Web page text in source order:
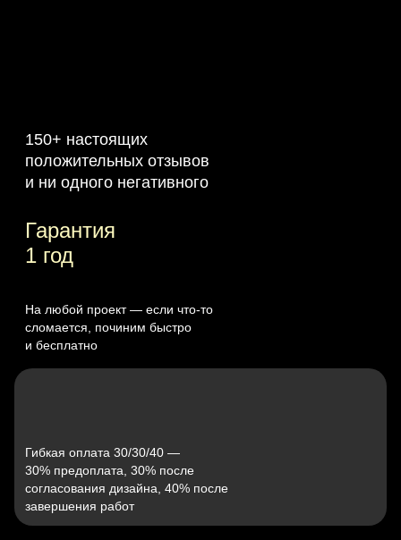
150+ настоящих
положительных отзывов
и ни одного негативного
Гарантия
1 год
На любой проект — если что‑то
сломается, починим быстро
и бесплатно
Гибкая оплата 30/30/40 —
30% предоплата, 30% после
согласования дизайна, 40% после
завершения работ